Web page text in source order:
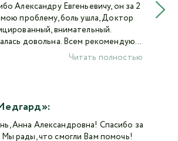
Александру Евгеньевичу, он за 2
проблему, боль ушла, Доктор
внимательный.
довольна. Всем рекомендую...
Читать полностью
Анна Александровна! Спасибо за
рады, что смогли Вам помочь!